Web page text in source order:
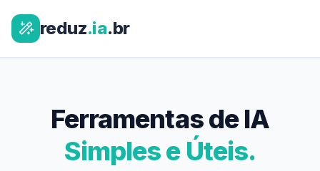
reduz.ia.br
Ferramentas de IA
Simples e Úteis.